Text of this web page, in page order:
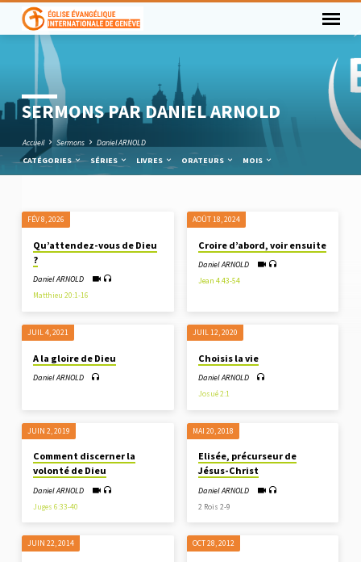
SERMONS PAR DANIEL ARNOLD
Accueil Sermons
Daniel ARNOLD
CATÉGORIES
SÉRIES LIVRES ORATEURS MOIS
SERMONS
PAR
DANIEL
ARNOLD
FÉV 8, 2026
Qu’attendez-vous de Dieu
?
Daniel ARNOLD
Matthieu 20:1-16
AOÛT 18, 2024
Croire d’abord, voir ensuite
Daniel ARNOLD
Jean 4.43-54
JUIL 4, 2021
A la gloire de Dieu
Daniel ARNOLD
JUIL 12, 2020
Choisis la vie
Daniel ARNOLD
Josué 2:1
JUIN 2, 2019
Comment discerner la
volonté de Dieu
Daniel ARNOLD
Juges 6:33-40
MAI 20, 2018
Elisée, précurseur de
Jésus-Christ
Daniel ARNOLD
2 Rois 2-9
JUIN 22, 2014 OCT 28, 2012